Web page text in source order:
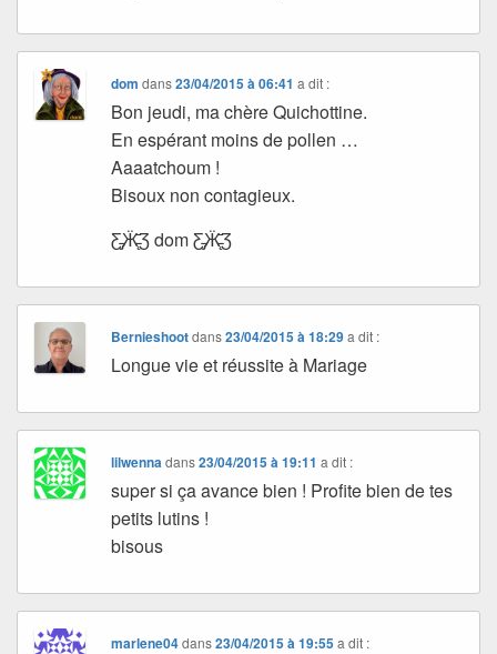
dom dans23/04/2015 à 06:41 a dit :
Bon jeudi, ma chère Quichottine.
En espérant moins de pollen …
Aaaatchoum !
Bisoux non contagieux.
Ƹ̵̡Ӝ̵̨̄Ʒ dom Ƹ̵̡Ӝ̵̨̄Ʒ
Bernieshootdans23/04/2015 à 18:29 a dit :
Longue vie et réussite à Mariage
lilwennadans23/04/2015 à 19:11 a dit :
super si ça avance bien ! Profite bien de tes
petits lutins !
bisous
marlene04dans23/04/2015 à 19:55 a dit :